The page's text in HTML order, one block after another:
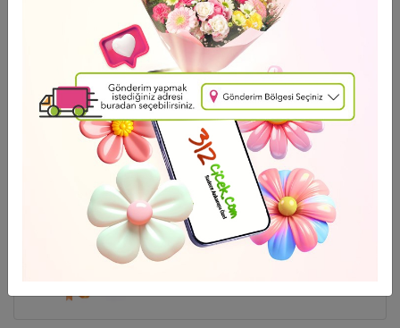
Peony Bouquet
13.361,14 TL
2 - 4 - 6 Taksit Se?enei
Ücretsiz Teslimat
Lilyum Sevdası
2.363 ,10 TL
2 - 4 - 6 Taksit Se?enei